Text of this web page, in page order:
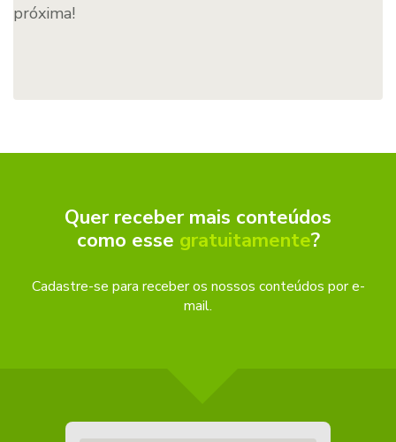
próxima!
Quer receber mais conteúdos
como esse gratuitamente?
Cadastre-se para receber os nossos conteúdos por e-
mail.